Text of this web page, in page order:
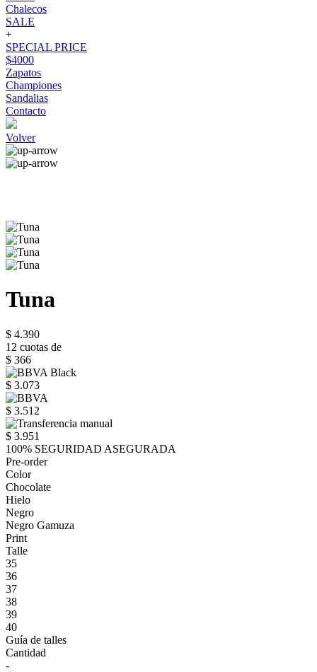
Chalecos
SALE
+
SPECIAL PRICE
$4000
Zapatos
Championes
Sandalias
Contacto
Volver
Tuna
$ 4.390
12 cuotas de
$ 366
$ 3.073
$ 3.512
$ 3.951
100% SEGURIDAD ASEGURADA
Pre-order
Color
Chocolate
Hielo
Negro
Negro Gamuza
Print
Talle
35
36
37
38
39
40
Guía de talles
Cantidad
-